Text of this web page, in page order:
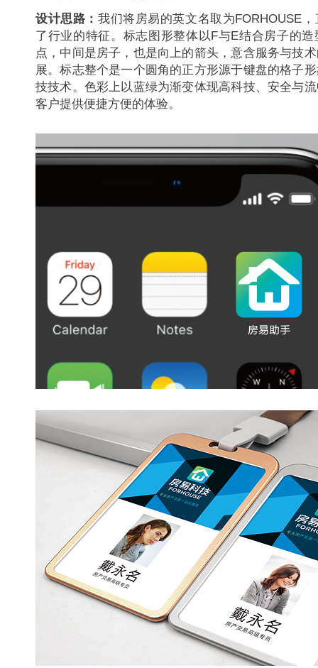
设计思路： 我们将房易的英文名取为FORHOUSE
了行业的特征。标志图形整体以F与E结合房子的
点，中间是房子，也是向上的箭头，意含服务与技
展。标志整个是一个圆角的正方形源于键盘的格子
技技术。色彩上以蓝绿为渐变体现高科技、安全与
客户提供便捷方便的体验。